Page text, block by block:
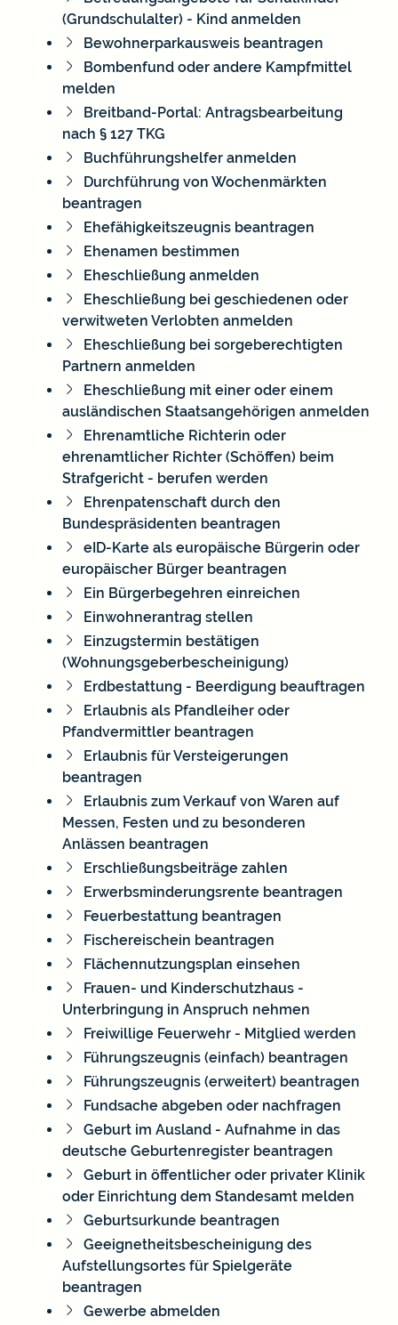
(Grundschulalter) - Kind anmelden
Bewohnerparkausweis beantragen
Bombenfund oder andere Kampfmittel
melden
Breitband-Portal: Antragsbearbeitung
nach § 127 TKG
Buchführungshelfer anmelden
Durchführung von Wochenmärkten
beantragen
Ehefähigkeitszeugnis beantragen
Ehenamen bestimmen
Eheschließung anmelden
Eheschließung bei geschiedenen oder
verwitweten Verlobten anmelden
Eheschließung bei sorgeberechtigten
Partnern anmelden
Eheschließung mit einer oder einem
ausländischen Staatsangehörigen anmelden
Ehrenamtliche Richterin oder
ehrenamtlicher Richter (Schöffen) beim
Strafgericht - berufen werden
Ehrenpatenschaft durch den
Bundespräsidenten beantragen
eID-Karte als europäische Bürgerin oder
europäischer Bürger beantragen
Ein Bürgerbegehren einreichen
Einwohnerantrag stellen
Einzugstermin bestätigen
(Wohnungsgeberbescheinigung)
Erdbestattung - Beerdigung beauftragen
Erlaubnis als Pfandleiher oder
Pfandvermittler beantragen
Erlaubnis für Versteigerungen
beantragen
Erlaubnis zum Verkauf von Waren auf
Messen, Festen und zu besonderen
Anlässen beantragen
Erschließungsbeiträge zahlen
Erwerbsminderungsrente beantragen
Feuerbestattung beantragen
Fischereischein beantragen
Flächennutzungsplan einsehen
Frauen- und Kinderschutzhaus -
Unterbringung in Anspruch nehmen
Freiwillige Feuerwehr - Mitglied werden
Führungszeugnis (einfach) beantragen
Führungszeugnis (erweitert) beantragen
Fundsache abgeben oder nachfragen
Geburt im Ausland - Aufnahme in das
deutsche Geburtenregister beantragen
Geburt in öffentlicher oder privater Klinik
oder Einrichtung dem Standesamt melden
Geburtsurkunde beantragen
Geeignetheitsbescheinigung des
Aufstellungsortes für Spielgeräte
beantragen
Gewerbe abmelden